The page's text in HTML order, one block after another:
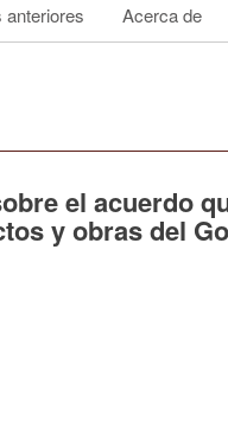
anteriores Acerca de
el acuerdo
y obras del